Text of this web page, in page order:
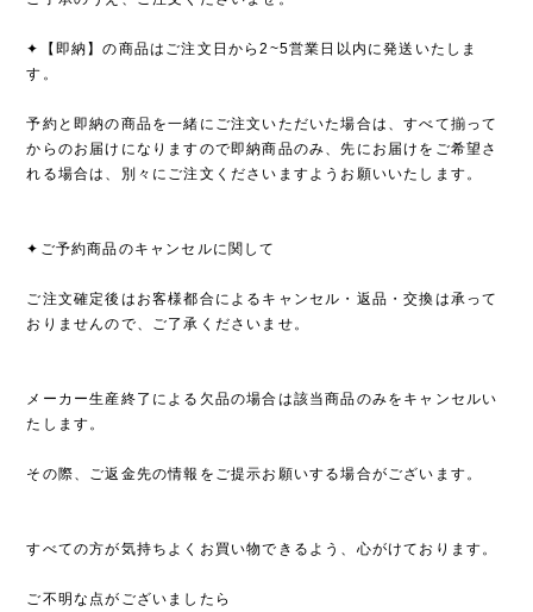
✦【即納】の商品はご注文日から2~5営業日以内に発送いたしま
す。
予約と即納の商品を一緒にご注文いただいた場合は、すべて揃って
からのお届けになりますので即納商品のみ、先にお届けをご希望さ
れる場合は、別々にご注文くださいますようお願いいたします。
✦ご予約商品のキャンセルに関して
ご注文確定後はお客様都合によるキャンセル・返品・交換は承って
おりませんので、ご了承くださいませ。
メーカー生産終了による欠品の場合は該当商品のみをキャンセルい
たします。
その際、ご返金先の情報をご提示お願いする場合がございます。
すべての方が気持ちよくお買い物できるよう、心がけております。
ご不明な点がございましたら